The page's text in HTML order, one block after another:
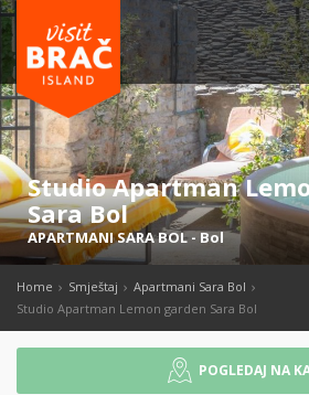
Studio Apartman
Sara Bol
APARTMANI SARA BOL-Bol
Home Smještaj
Apartmani Sara Bol
Studio Apartman Lemon garden Sara Bol
POGLEDAJ NA